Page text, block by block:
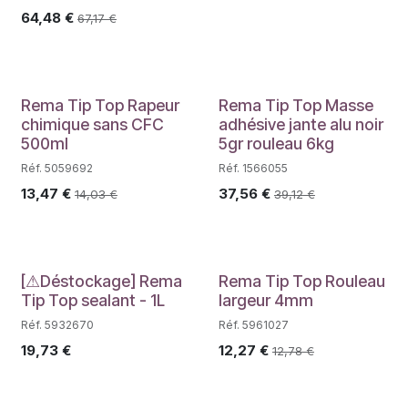
64,48 € 67,17€
Rema Tip Top Rapeur
chimique sans CFC
500ml
Réf. 5059692
13,47 € 14,03€
PROMO
Rema Tip Top Masse
adhésive jante alu noir
5gr rouleau 6kg
Réf. 1566055
37,56€ 39,12€
Déstockage
[⚠Déstockage] Rema
Tip Top sealant - 1L
Réf. 5932670
19,73 €
Rema Tip Top Rouleau
largeur 4mm
Réf. 5961027
12,27 € 12,78€